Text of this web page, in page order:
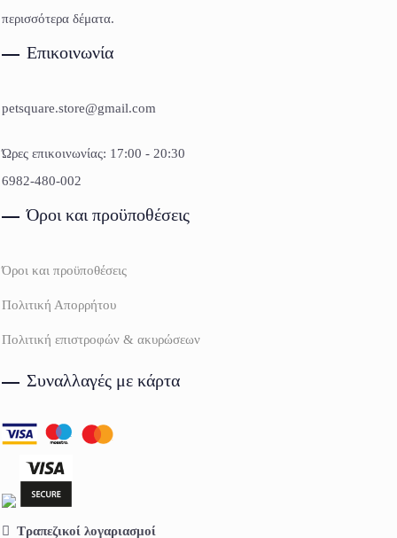
περισσότερα δέματα.
Επικοινωνία
petsquare.store@gmail.com
Ώρες επικοινωνίας: 17:00 - 20:30
6982-480-002
Όροι και προϋποθέσεις
Όροι και προϋποθέσεις
Πολιτική Απορρήτου
Πολιτική επιστροφών & ακυρώσεων
Συναλλαγές με κάρτα
Τραπεζικοί λογαριασμοί